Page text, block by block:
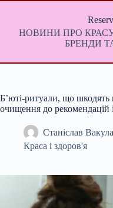
Перейти
НОВИНИ ПРО
БРЕНДИ
Б’юті-ритуали, що шкодять
очищення до рекомендацій
Станіслав Вакула
Краса і здоров'я